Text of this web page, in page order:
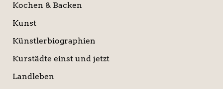
Kochen & Backen
Kunst
Künstlerbiographien
Kurstädte einst und jetzt
Landleben